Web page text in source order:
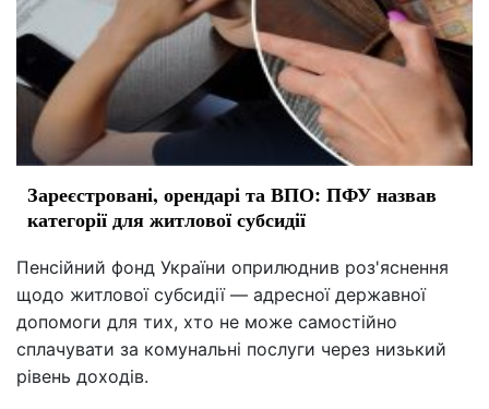
Зареєстровані, орендарі та ВПО: ПФУ назвав
категорії для житлової субсидії
Пенсійний фонд України оприлюднив роз'яснення
щодо житлової субсидії — адресної державної
допомоги для тих, хто не може самостійно
сплачувати за комунальні послуги через низький
рівень доходів.